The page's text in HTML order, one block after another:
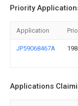
Priority
Application
JP59068467A
Applications